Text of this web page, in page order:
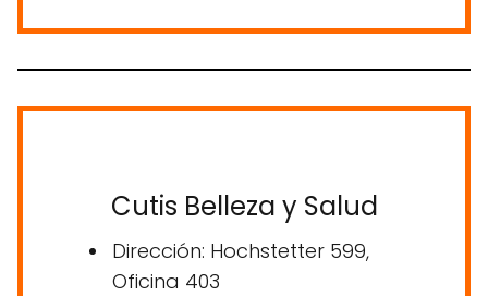
Cutis Belleza y Salud
Dirección: Hochstetter 599,
Oficina 403